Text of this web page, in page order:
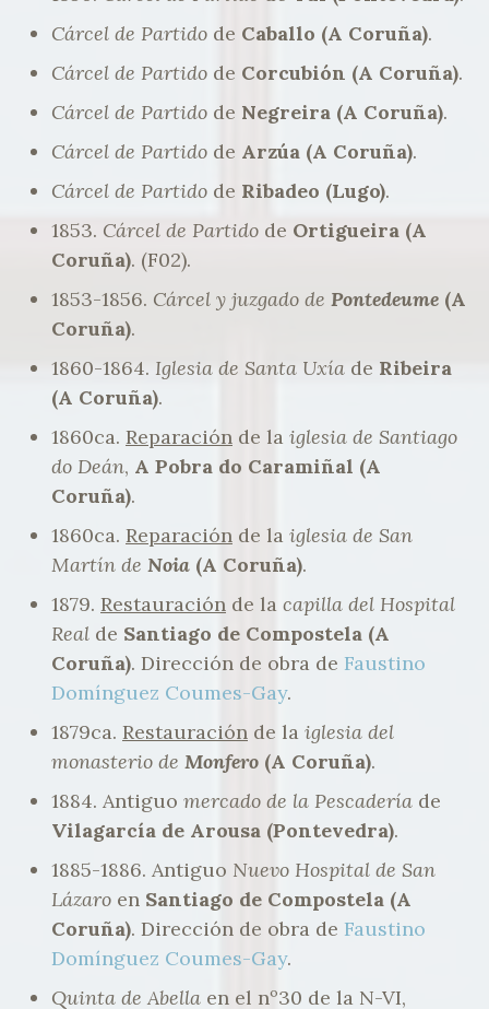
Cárcel de Partido de Caballo (A Coruña).
Cárcel de Partido de Corcubión (A Coruña).
Cárcel de Partido de Negreira (A Coruña).
Cárcel de Partido de Arzúa (A Coruña).
Cárcel de Partido de Ribadeo (Lugo).
1853. Cárcel de Partido de Ortigueira (A
Coruña). (F02).
1853-1856. Cárcel y juzgado de Pontedeume (A
Coruña).
1860-1864. Iglesia de Santa Uxía de Ribeira
(A Coruña).
1860ca. Reparación de la iglesia de Santiago
do Deán, A Pobra do Caramiñal (A
Coruña).
1860ca. Reparación de la iglesia de San
Martín de Noia (A Coruña).
1879. Restauración de la capilla del Hospital
Real de Santiago de Compostela (A
Coruña). Dirección de obra de Faustino
Domínguez Coumes-Gay.
1879ca. Restauración de la iglesia del
monasterio de Monfero (A Coruña).
1884. Antiguo mercado de la Pescadería de
Vilagarcía de Arousa (Pontevedra).
1885-1886. Antiguo Nuevo Hospital de San
Lázaro en Santiago de Compostela (A
Coruña). Dirección de obra de Faustino
Domínguez Coumes-Gay.
Quinta de Abella en el nº30 de la N-VI,